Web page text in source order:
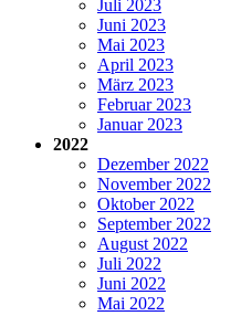
Juli 2023
Juni 2023
Mai 2023
April 2023
März 2023
Februar 2023
Januar 2023
2022
Dezember 2022
November 2022
Oktober 2022
September 2022
August 2022
Juli 2022
Juni 2022
Mai 2022